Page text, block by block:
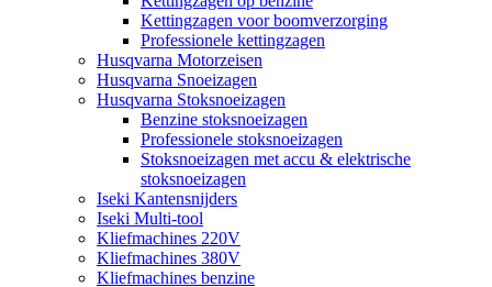
Kettingzagen voor boomverzorging
Professionele kettingzagen
Husqvarna Motorzeisen
Husqvarna Snoeizagen
Husqvarna Stoksnoeizagen
Benzine stoksnoeizagen
Professionele stoksnoeizagen
Stoksnoeizagen met accu & elektrische
stoksnoeizagen
Iseki Kantensnijders
Iseki Multi-tool
Kliefmachines 220V
Kliefmachines 380V
Kliefmachines benzine